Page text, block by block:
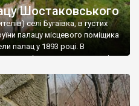
Шостаковського
селі Бугаївка, в густих
палацу місцевого поміщика
палац у 1893 році. В
містилася школа, потім
лікарню. Коли із
не […]